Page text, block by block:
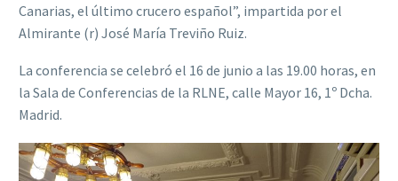
Canarias, el último crucero español”, impartida por el
Almirante (r) José María Treviño Ruiz.
La conferencia se celebró el 16 de junio a las 19.00 horas, en
la Sala de Conferencias de la RLNE, calle Mayor 16, 1º Dcha.
Madrid.